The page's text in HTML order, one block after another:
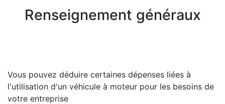
Renseignement généraux
Vous pouvez déduire certaines dépenses liées à
l'utilisation d'un véhicule à moteur pour les besoins de
votre entreprise